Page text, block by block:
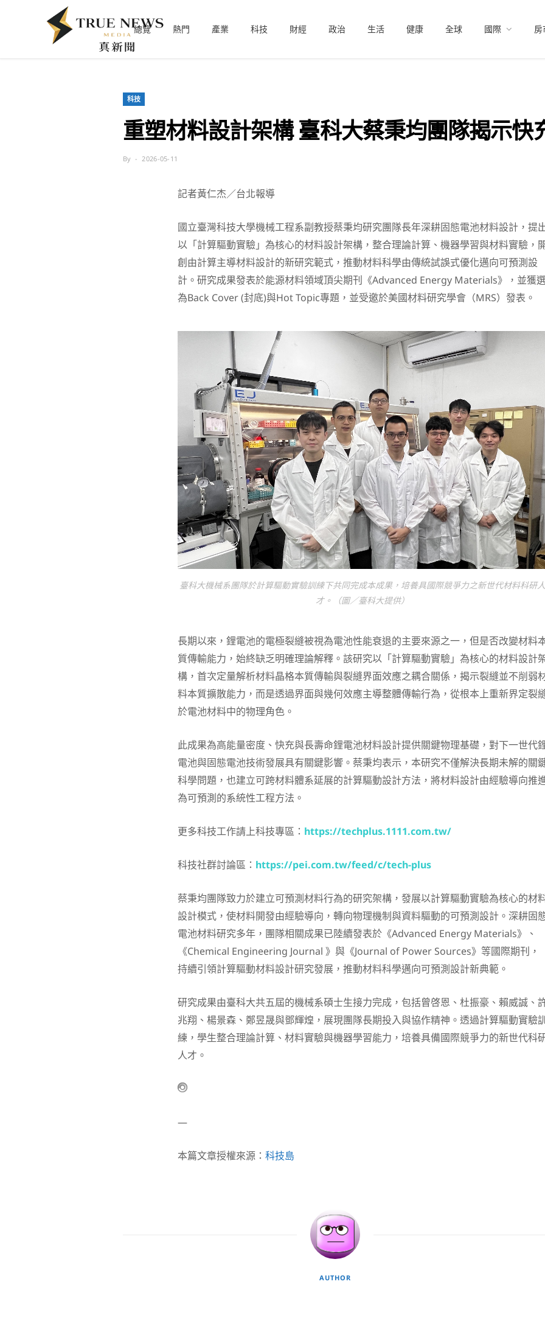
總覽 熱門 產業 科技 財經 政治 生活 健康 全球 國際 房
科技
重塑材料設計架構 臺科大蔡秉均團隊揭示快
By 2026-05-11
記者黃仁杰／台北報導
國立臺灣科技大學機械工程系副教授蔡秉均研究團隊長年深耕固態電池材料設計，提
以「計算驅動實驗」為核心的材料設計架構，整合理論計算、機器學習與材料實驗，
創由計算主導材料設計的新研究範式，推動材料科學由傳統試誤式優化邁向可預測設
計。研究成果發表於能源材料領域頂尖期刊《Advanced Energy Materials》，並獲
為Back Cover (封底)與Hot Topic專題，並受邀於美國材料研究學會（MRS）發表。
臺科大機械系團隊於計算驅動實驗訓練下共同完成本成果，培養具國際競爭力之新世代材料科研人
才。（圖／臺科大提供）
長期以來，鋰電池的電極裂縫被視為電池性能衰退的主要來源之一，但是否改變材料
質傳輸能力，始終缺乏明確理論解釋。該研究以「計算驅動實驗」為核心的材料設計
構，首次定量解析材料晶格本質傳輸與裂縫界面效應之耦合關係，揭示裂縫並不削弱
料本質擴散能力，而是透過界面與幾何效應主導整體傳輸行為，從根本上重新界定裂
於電池材料中的物理角色。
此成果為高能量密度、快充與長壽命鋰電池材料設計提供關鍵物理基礎，對下一世代
電池與固態電池技術發展具有關鍵影響。蔡秉均表示，本研究不僅解決長期未解的關
科學問題，也建立可跨材料體系延展的計算驅動設計方法，將材料設計由經驗導向推
為可預測的系統性工程方法。
更多科技工作請上科技專區： https://techplus.1111.com.tw/
科技社群討論區： https://pei.com.tw/feed/c/tech-plus
蔡秉均團隊致力於建立可預測材料行為的研究架構，發展以計算驅動實驗為核心的材
設計模式，使材料開發由經驗導向，轉向物理機制與資料驅動的可預測設計。深耕固
電池材料研究多年，團隊相關成果已陸續發表於《Advanced Energy Materials》、
《Chemical Engineering Journal 》與《Journal of Power Sources》等國際期刊，
持續引領計算驅動材料設計研究發展，推動材料科學邁向可預測設計新典範。
研究成果由臺科大共五屆的機械系碩士生接力完成，包括曾啓恩、杜振豪、賴威誠、
兆翔、楊景森、鄭昱晟與鄧輝煌，展現團隊長期投入與協作精神。透過計算驅動實驗
練，學生整合理論計算、材料實驗與機器學習能力，培養具備國際競爭力的新世代科
人才。
—
本篇文章授權來源： 科技島
AUTHOR